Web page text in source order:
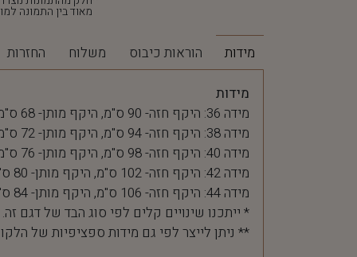
מאוד בין התמונה
מידות הוראות כיבוס משלוח החזרות
מידות
מידה 36: היקף חזה- 90 ס"מ, היקף מותן- 68 ס"מ
מידה 38: היקף חזה- 94 ס"מ, היקף מותן- 72 ס"מ
מידה 40: היקף חזה- 98 ס"מ, היקף מותן- 76 ס"מ
מידה 42: היקף חזה- 102 ס"מ, היקף מותן- 80 ס"מ
מידה 44: היקף חזה- 106 ס"מ, היקף מותן- 84 ס"מ
* ייתכנו שינויים קלים לפי סוג הבד של דגם
** ניתן לייצר לפי גם מידות ספציפיות של